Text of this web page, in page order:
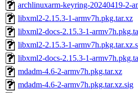
archlinuxarm-keyring-20240419-2-
libxml2-2.15.3-1-armv7h.pkg.tar.xz
libxml2-docs-2.15.3-1-
libxml2-2.15.3-1-
libxml2-docs-2.15.3-1-
mdadm-4.6-2-armv7h.pkg.tar.xz
mdadm-4.6-2-armv7h.pkg.tar.xz.sig